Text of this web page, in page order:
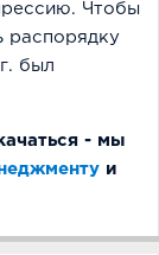
Чтобы
распорядку
был
- мы
и